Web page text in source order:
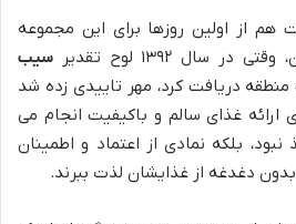
از اولین روزها برای این مجموعه
سال ۱۳۹۲ لوح تقدیر
سیب
منطقه دریافت کرد، مهر تاییدی زده شد
ارائه غذای سالم و باکیفیت انجام می
بلکه نمادی از اعتماد و اطمینان
دغدغه از غذایشان لذت ببرند.